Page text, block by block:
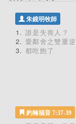
朱鏡明牧師
誰是失喪人？
愛鄰舍之雙重
都吃飽了
約翰福音 7:37-39